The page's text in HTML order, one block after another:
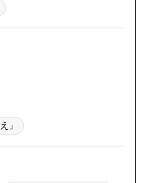
」